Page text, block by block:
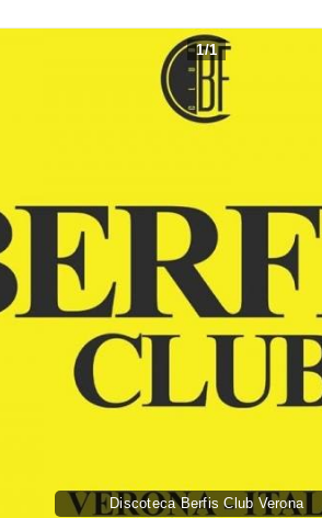
1/1
Discoteca Berfis Club Verona